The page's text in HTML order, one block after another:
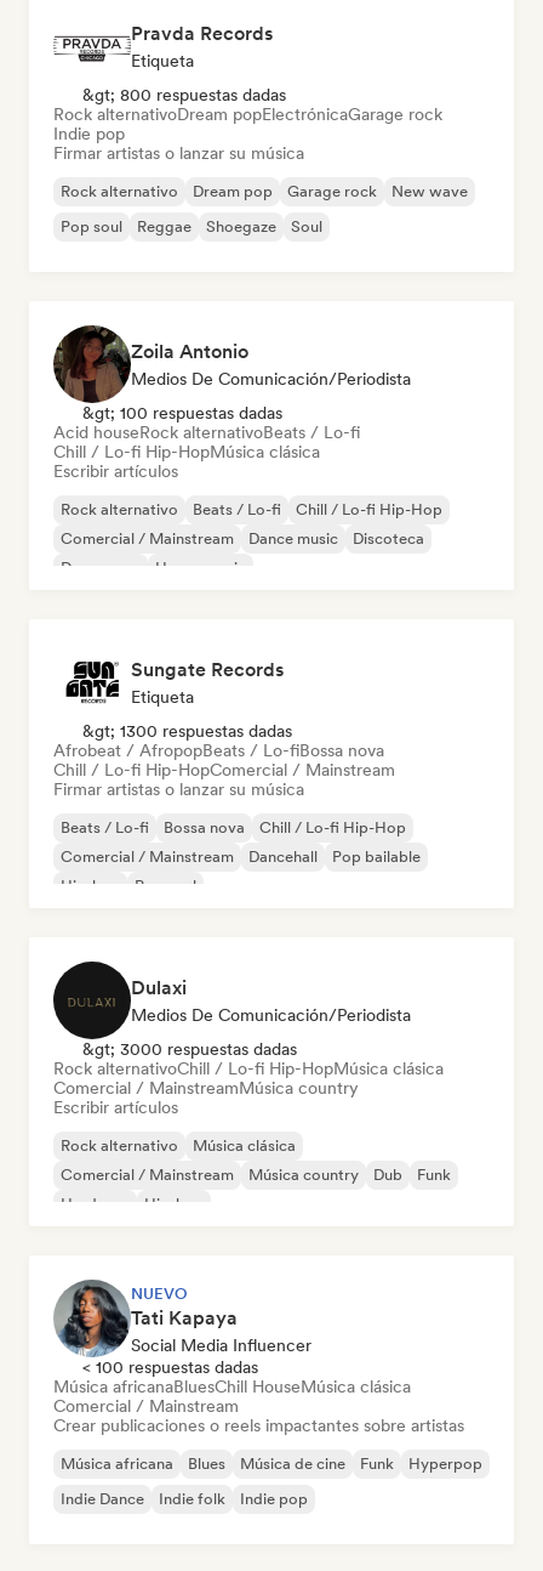
Pravda Records
Etiqueta
&gt; 800 respuestas dadas
Rock alternativoDream popElectrónicaGarage rock
Indie pop
Firmar artistas o lanzar su música
Rock alternativo Dream pop Garage rock
New wave
Pop soul
Reggae Shoegaze Soul
Zoila Antonio
Medios De Comunicación/Periodista
&gt; 100 respuestas dadas
Acid houseRock alternativoBeats / Lo-fi
Chill / Lo-fi Hip-HopMúsica clásica
Escribir artículos
Rock alternativo Beats / Lo-fi
Chill / Lo-fi Hip-Hop
Comercial / Mainstream
Dance music
Discoteca
Dream pop
House music
Sungate Records
Etiqueta
&gt; 1300 respuestas dadas
Afrobeat / AfropopBeats / Lo-fiBossa nova
Chill / Lo-fi Hip-HopComercial / Mainstream
Firmar artistas o lanzar su música
Beats / Lo-fi Bossa nova
Chill / Lo-fi Hip-Hop
Comercial / Mainstream
Dancehall
Pop bailable
Hip-hop
Pop soul
Dulaxi
Medios De Comunicación/Periodista
&gt; 3000 respuestas dadas
Rock alternativoChill / Lo-fi Hip-HopMúsica clásica
Comercial / MainstreamMúsica country
Escribir artículos
Rock alternativo
Música clásica
Comercial / Mainstream
Música country Dub
Funk
Hardcore
Hip-hop
NUEVO
Tati Kapaya
Social Media Influencer
< 100 respuestas dadas
Música africanaBluesChill HouseMúsica clásica
Comercial / Mainstream
Crear publicaciones o reels impactantes sobre artistas
Música africana Blues Música de cine Funk
Hyperpop
Indie Dance
Indie folk Indie pop